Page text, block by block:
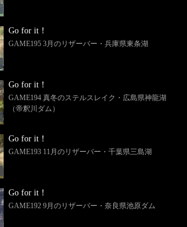
Go for it！
GAME195 3月のリザーバー・兵庫県東条湖
Go for it！
GAME194 真冬のステルスレイク・広島県神龍湖
（帝釈川ダム）
Go for it！
GAME193 11月のリザーバー・千葉県三島湖
Go for it！
GAME192 9月のリザーバー・奈良県池原ダム